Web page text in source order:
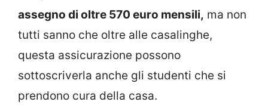
assegno di oltre 570 euro mensili, ma non
tutti sanno che oltre alle casalinghe,
questa assicurazione possono
sottoscriverla anche gli studenti che si
prendono cura della casa.